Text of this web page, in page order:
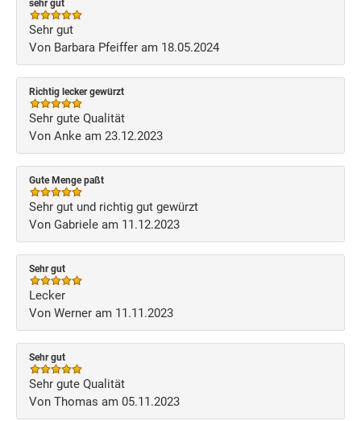
sehr gut
Sehr gut
Von Barbara Pfeiffer am 18.05.2024
Richtig lecker gewürzt
Sehr gute Qualität
Von Anke am 23.12.2023
Gute Menge paßt
Sehr gut und richtig gut gewürzt
Von Gabriele am 11.12.2023
Sehr gut
Lecker
Von Werner am 11.11.2023
Sehr gut
Sehr gute Qualität
Von Thomas am 05.11.2023